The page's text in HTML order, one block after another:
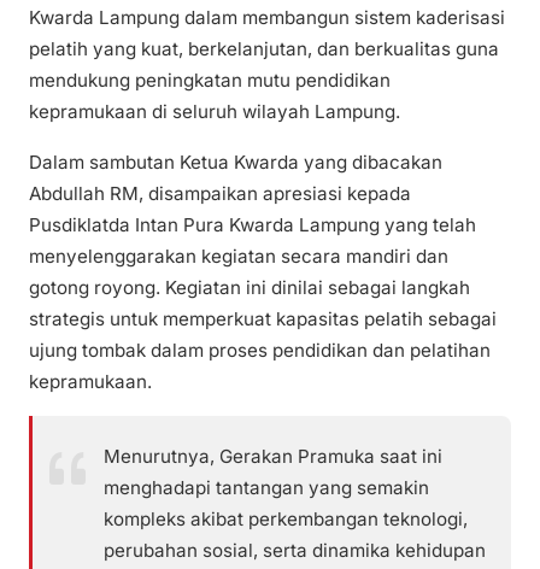
Kwarda Lampung dalam membangun sistem kaderisasi
pelatih yang kuat, berkelanjutan, dan berkualitas guna
mendukung peningkatan mutu pendidikan
kepramukaan di seluruh wilayah Lampung.
Dalam sambutan Ketua Kwarda yang dibacakan
Abdullah RM, disampaikan apresiasi kepada
Pusdiklatda Intan Pura Kwarda Lampung yang telah
menyelenggarakan kegiatan secara mandiri dan
gotong royong. Kegiatan ini dinilai sebagai langkah
strategis untuk memperkuat kapasitas pelatih sebagai
ujung tombak dalam proses pendidikan dan pelatihan
kepramukaan.
Menurutnya, Gerakan Pramuka saat ini
menghadapi tantangan yang semakin
kompleks akibat perkembangan teknologi,
perubahan sosial, serta dinamika kehidupan